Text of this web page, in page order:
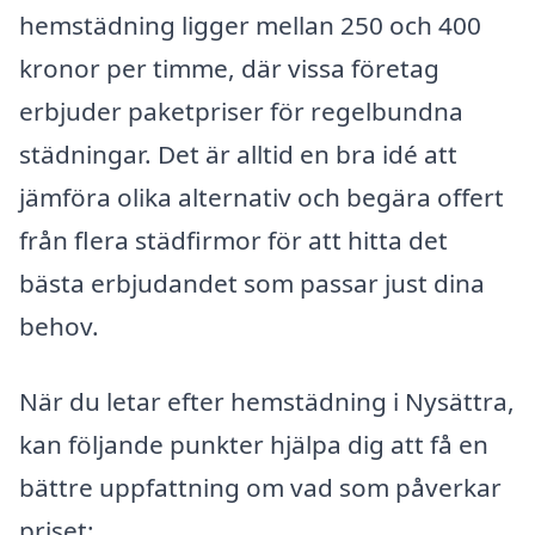
hemstädning ligger mellan 250 och 400
kronor per timme, där vissa företag
erbjuder paketpriser för regelbundna
städningar. Det är alltid en bra idé att
jämföra olika alternativ och begära offert
från flera städfirmor för att hitta det
bästa erbjudandet som passar just dina
behov.
När du letar efter hemstädning i Nysättra,
kan följande punkter hjälpa dig att få en
bättre uppfattning om vad som påverkar